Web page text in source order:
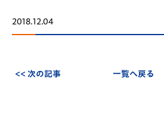
2018.12.04
<< 次の記事 一覧へ戻る